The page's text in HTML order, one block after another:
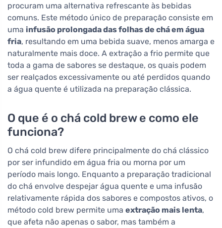
procuram uma alternativa refrescante às bebidas
comuns. Este método único de preparação consiste em
uma infusão prolongada das folhas de chá em água
fria, resultando em uma bebida suave, menos amarga e
naturalmente mais doce. A extração a frio permite que
toda a gama de sabores se destaque, os quais podem
ser realçados excessivamente ou até perdidos quando
a água quente é utilizada na preparação clássica.
O que é o chá cold brew e como ele
funciona?
O chá cold brew difere principalmente do chá clássico
por ser infundido em água fria ou morna por um
período mais longo. Enquanto a preparação tradicional
do chá envolve despejar água quente e uma infusão
relativamente rápida dos sabores e compostos ativos, o
método cold brew permite uma extração mais lenta,
que afeta não apenas o sabor, mas também a